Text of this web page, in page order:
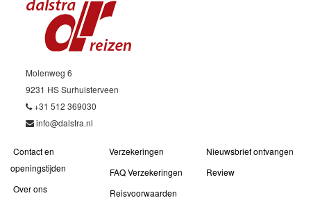
Molenweg 6
9231 HS Surhuisterveen
+31 512 369030
info@dalstra.nl
Contact en
openingstijden
Over ons
Verzekeringen
FAQ Verzekeringen
Reisvoorwaarden
Nieuwsbrief ontvangen
Review